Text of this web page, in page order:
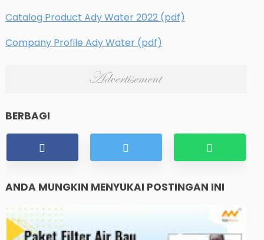
Catalog Product Ady Water 2022 (pdf)
Company Profile Ady Water (pdf)
BERBAGI
ANDA MUNGKIN MENYUKAI POSTINGAN INI